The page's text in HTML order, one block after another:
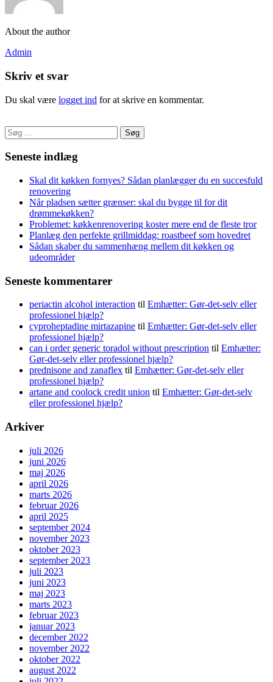
About the author
Admin
Skriv et svar
Du skal være logget ind for at skrive en kommentar.
Søg
efter:
Seneste indlæg
Skal dit køkken fornyes? Sådan planlægger du en succesfuld
renovering
Når pladsen sætter grænser: skal du bygge til for dit
drømmekøkken?
Problemet: køkkenrenovering koster mere end de fleste tror
Planlæg den perfekte grillmiddag: roastbeef som hovedret
Sådan skaber du sammenhæng mellem dit køkken og
udeområder
Seneste kommentarer
periactin alcohol interaction til Emhætter: Gør-det-selv eller
professionel hjælp?
cyproheptadine mirtazapine til Emhætter: Gør-det-selv eller
professionel hjælp?
can i order generic toradol without prescription til Emhætter:
Gør-det-selv eller professionel hjælp?
prednisone and zanaflex til Emhætter: Gør-det-selv eller
professionel hjælp?
artane and coolock credit union til Emhætter: Gør-det-selv
eller professionel hjælp?
Arkiver
juli 2026
juni 2026
maj 2026
april 2026
marts 2026
februar 2026
april 2025
september 2024
november 2023
oktober 2023
september 2023
juli 2023
juni 2023
maj 2023
marts 2023
februar 2023
januar 2023
december 2022
november 2022
oktober 2022
august 2022